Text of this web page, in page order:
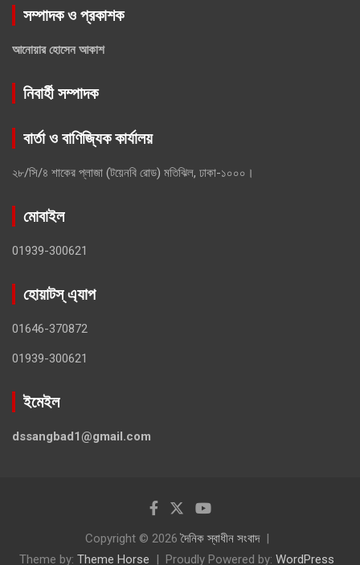
সম্পাদক ও প্রকাশক
আনোয়ার হোসেন আকাশ
নিবার্হী সম্পাদক
বার্তা ও বাণিজ্যিক কার্যালয়
২৮/সি/৪ শাকের প্লাজা (টয়েনবি রোড) মতিঝিল, ঢাকা-১০০০।
মোবাইল
01939-300621
হোয়াটস্ এ্যাপ
01646-370872
01939-300621
ইমেইল
dssangbad1@gmail.com
Copyright © 2026দৈনিক স্বাধীন সংবাদ
Theme by: Theme Horse Proudly Powered by: WordPress